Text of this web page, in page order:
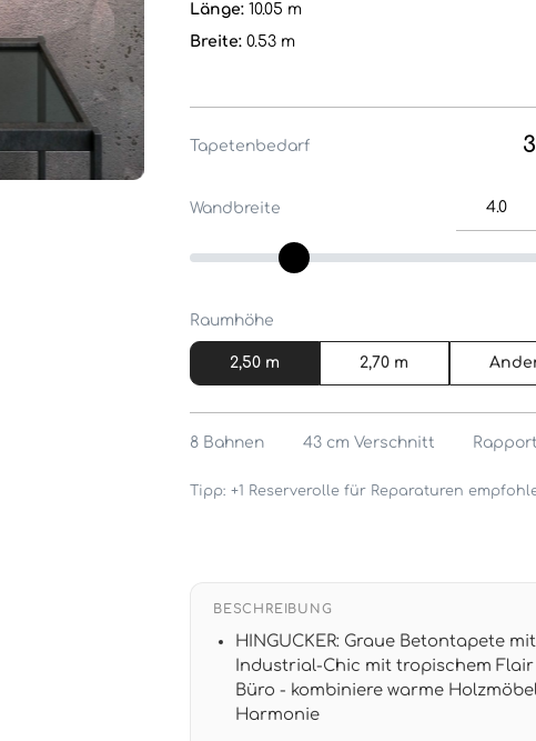
Länge: 10.05 m
Breite: 0.53 m
Tapetenbedarf 3
Wandbreite
Raumhöhe
2,50 m 2,70 m
8 Bahnen 43 cm Verschnitt
Tipp: +1 Reserverolle für Reparaturen
BESCHREIBUNG
HINGUCKER: Graue Betontapete
Industrial-Chic mit tropischem
Büro - kombiniere warme
Harmonie